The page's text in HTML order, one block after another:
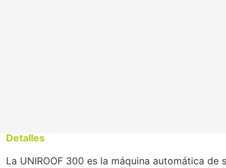
Detalles
La UNIROOF 300 es la máquina automática de